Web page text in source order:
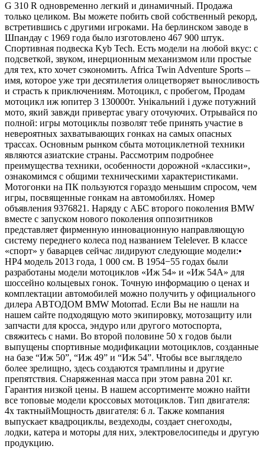
G 310 R одновременно легкий и динамичный. Продажа
только целиком. Вы можете побить свой собственный рекорд,
встретившись с другими игроками. На берлинском заводе в
Шпандау с 1969 года было изготовлено 467 900 штук.
Спортивная подвеска Kyb Tech. Есть модели на любой вкус: с
подсветкой, звуком, инерционным механизмом или простые
для тех, кто хочет сэкономить. Africa Twin Adventure Sports –
имя, которое уже три десятилетия олицетворяет выносливость
и страсть к приключениям. Мотоцикл, с пробегом, Продам
мотоцикл иж юпитер 3 130000т. Унікальний і дуже потужний
мото, який завжди привертає увагу оточуючих. Отрывайся по
полной: игры мотоциклы позволят тебе принять участие в
невероятных захватывающих гонках на самых опасных
трассах. Основным рынком сбыта мотоциклетной техники
являются азиатские страны. Рассмотрим подробнее
преимущества техники, особенности дорожной «классики»,
ознакомимся с общими техническими характеристиками.
Мотогонки на ПК пользуются гораздо меньшим спросом, чем
игры, посвященные гонкам на автомобилях. Номер
объявления 9376821. Наряду с АБС второго поколения BMW
вместе с запуском нового поколения оппозитников
представляет фирменную инновационную направляющую
систему переднего колеса под названием Telelever. В классе
«спорт» у баварцев сейчас лидируют следующие модели:•
HP4 модель 2013 года, 1 000 см. В 1954−55 годах были
разработаны модели мотоциклов «Иж 54» и «Иж 54А» для
шоссейно кольцевых гонок. Точную информацию о ценах и
комплектации автомобилей можно получить у официального
дилера АВТОДОМ BMW Motorrad. Если Вы не нашли на
нашем сайте подходящую мото экипировку, мотозащиту или
запчасти для кросса, эндуро или другого мотоспорта,
свяжитесь с нами. Во второй половине 50 х годов были
выпущены спортивные модификации мотоциклов, созданные
на базе “Иж 50”, “Иж 49” и “Иж 54”. Чтобы все выглядело
более зрелищно, здесь создаются трамплины и другие
препятствия. Снаряженная масса при этом равна 201 кг.
Гарантия низкой цены. В нашем ассортименте можно найти
все топовые модели кроссовых мотоциклов. Тип двигателя:
4х тактныйМощность двигателя: 6 л. Также компания
выпускает квадроциклы, вездеходы, создает снегоходы,
лодки, катера и моторы для них, электровелосипеды и другую
продукцию.